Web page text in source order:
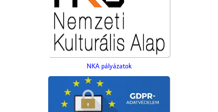
NKA pályázatok
Kútfúrás a Népbank